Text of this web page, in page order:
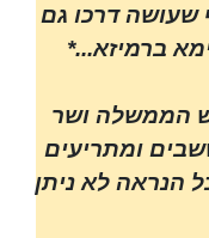
שעושה דרכו גם
ברמיזא...*
הממשלה ושר
ומתריעים
הנראה לא ניתן